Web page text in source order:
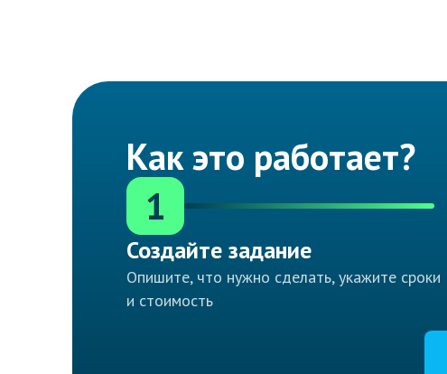
Как это работает?
1
Создайте задание
Опишите, что нужно сделать, укажите сроки
и стоимость